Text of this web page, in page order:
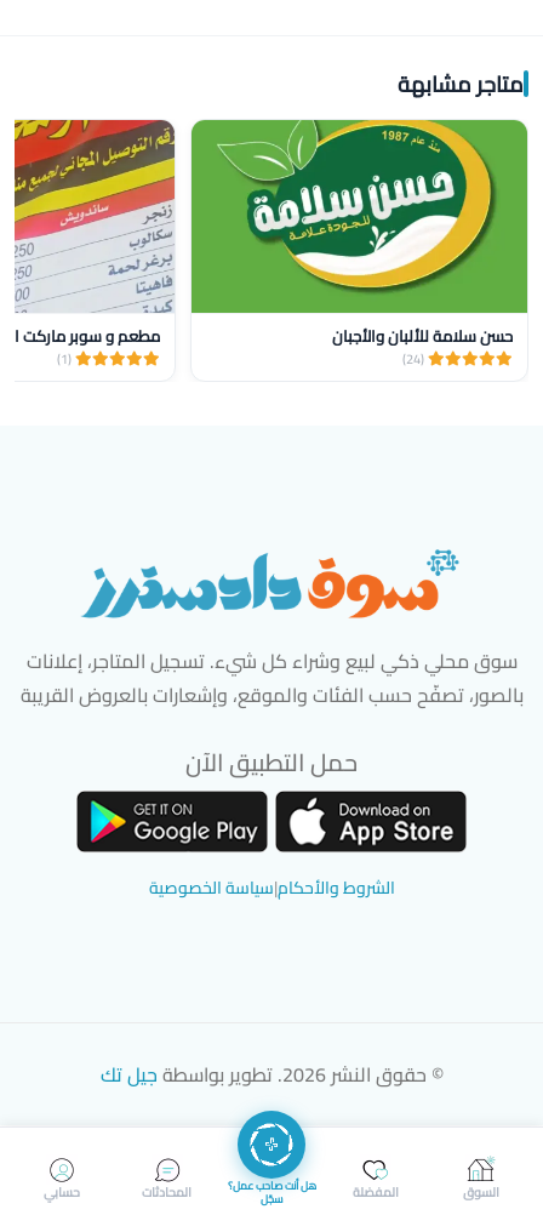
متاجر مشابهة
حسن سلامة للألبان والأجبان
(24)
مطعم و سوبر ماركت
(1)
سوق محلي ذكي لبيع وشراء كل شيء. تسجيل المتاجر، إعلانات
بالصور، تصفّح حسب الفئات والموقع، وإشعارات بالعروض القريبة
حمل التطبيق الآن
الشروط والأحكام|سياسة الخصوصية
© حقوق النشر 2026. تطوير بواسطة جيل تك
حسابي المحادثات هل أنت صاحب عمل؟
سجّل المفضلة السوق